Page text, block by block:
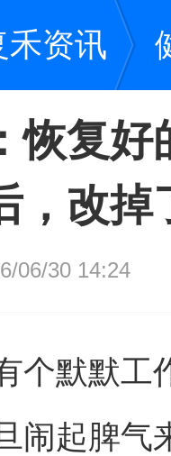
禾资讯
恢复好
，改掉
06/30 14:24
个默默工
闹起脾气